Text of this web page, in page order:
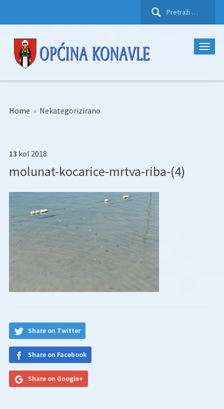
Pretraži:
Home » Nekategorizirano
13 kol 2018
molunat-kocarice-mrtva-riba-(4)
Share on Twitter
Share on Facebook
Share on Google+